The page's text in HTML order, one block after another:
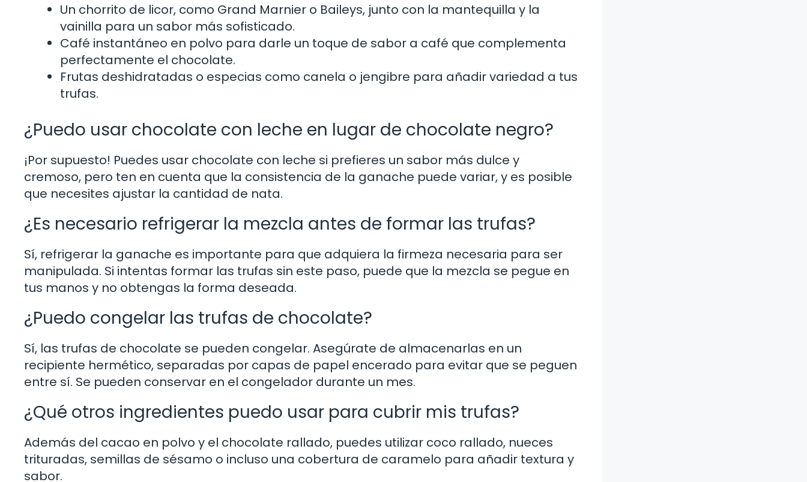
Un chorrito de licor, como Grand Marnier o Baileys, junto con la mantequilla y la
vainilla para un sabor más sofisticado.
Café instantáneo en polvo para darle un toque de sabor a café que complementa
perfectamente el chocolate.
Frutas deshidratadas o especias como canela o jengibre para añadir variedad a tus
trufas.
¿Puedo usar chocolate con leche en lugar de chocolate negro?
¡Por supuesto! Puedes usar chocolate con leche si prefieres un sabor más dulce y
cremoso, pero ten en cuenta que la consistencia de la ganache puede variar, y es posible
que necesites ajustar la cantidad de nata.
¿Es necesario refrigerar la mezcla antes de formar las trufas?
Sí, refrigerar la ganache es importante para que adquiera la firmeza necesaria para ser
manipulada. Si intentas formar las trufas sin este paso, puede que la mezcla se pegue en
tus manos y no obtengas la forma deseada.
¿Puedo congelar las trufas de chocolate?
Sí, las trufas de chocolate se pueden congelar. Asegúrate de almacenarlas en un
recipiente hermético, separadas por capas de papel encerado para evitar que se peguen
entre sí. Se pueden conservar en el congelador durante un mes.
¿Qué otros ingredientes puedo usar para cubrir mis trufas?
Además del cacao en polvo y el chocolate rallado, puedes utilizar coco rallado, nueces
trituradas, semillas de sésamo o incluso una cobertura de caramelo para añadir textura y
sabor.